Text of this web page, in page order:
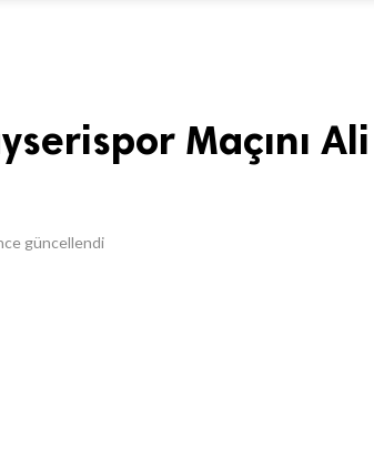
Maçını
güncellendi